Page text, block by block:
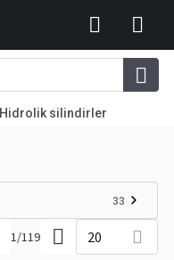
Hidrolik silindirler
33
1/119 20